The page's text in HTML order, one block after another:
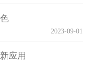
2023-09-01
应用